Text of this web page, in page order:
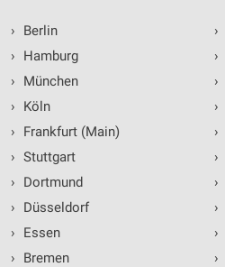
›
Berlin
›
Hamburg
›
München
›
Köln
›
Frankfurt (Main)
› Stuttgart
›
Dortmund
›
Düsseldorf
›
Essen
›
Bremen
›
›
›
›
›
›
›
›
›
›